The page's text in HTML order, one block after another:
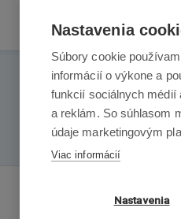
Nastavenia
Súbory cookie
informácií o výkone a
funkcií sociálnych médií
a reklám. So súhlasom
údaje marketingovým
Viac informácií
Nastavenia